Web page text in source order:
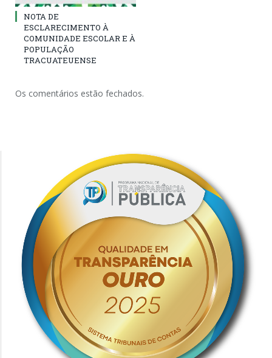
NOTA DE
ESCLARECIMENTO À
COMUNIDADE ESCOLAR E À
POPULAÇÃO
TRACUATEUENSE
Os comentários estão fechados.